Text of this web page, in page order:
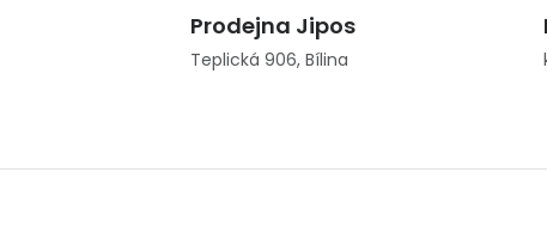
Prodejna Jipos
Teplická 906, Bílina